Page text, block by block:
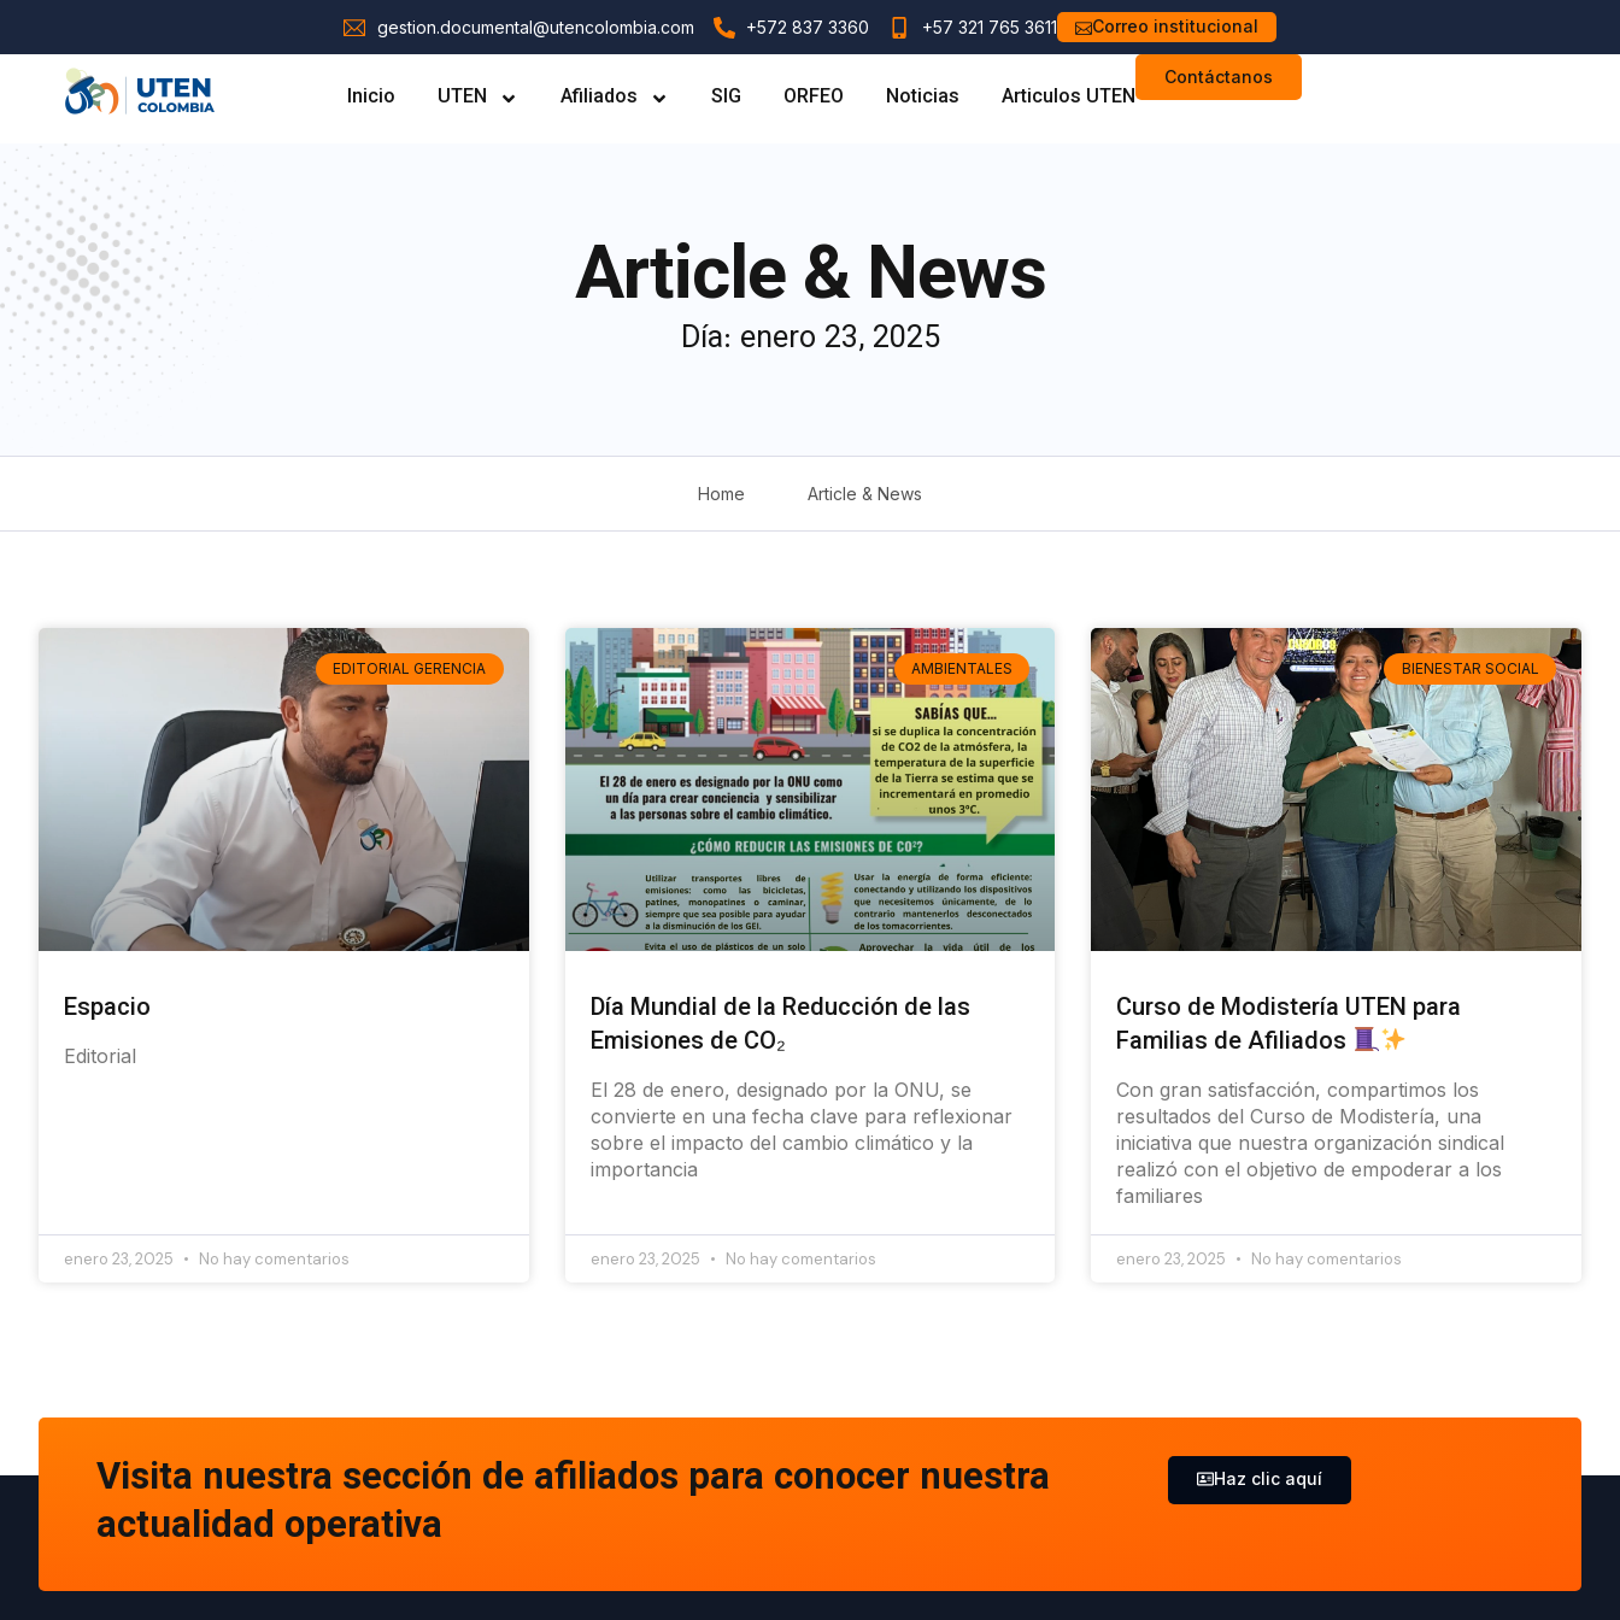
gestion.documental@utencolombia.com +572 837 3360 +57 321 765 3611 Correo institucional
Inicio UTEN Afiliados SIG ORFEO Noticias Articulos UTEN
Contáctanos
Article & News
Día: enero 23, 2025
Home Article & News
EDITORIAL GERENCIA
Espacio
Editorial
enero 23, 2025 No hay comentarios
AMBIENTALES
Día Mundial de la Reducción de las
Emisiones de CO₂
El 28 de enero, designado por la ONU, se
convierte en una fecha clave para reflexionar
sobre el impacto del cambio climático y la
importancia
enero 23, 2025 No hay comentarios
BIENESTAR SOCIAL
Curso de Modistería UTEN para
Familias de Afiliados
Con gran satisfacción, compartimos los
resultados del Curso de Modistería, una
iniciativa que nuestra organización sindical
realizó con el objetivo de empoderar a los
familiares
enero 23, 2025 No hay comentarios
Visita nuestra sección de afiliados para conocer nuestra
actualidad operativa
Haz clic aquí